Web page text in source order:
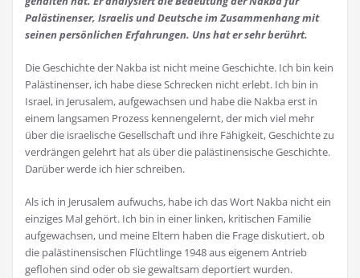
Palästinenser, Israelis und Deutsche im Zusammenhang mit
seinen persönlichen Erfahrungen. Uns hat er sehr berührt.
Die Geschichte der Nakba ist nicht meine Geschichte. Ich bin kein
Palästinenser, ich habe diese Schrecken nicht erlebt. Ich bin in
Israel, in Jerusalem, aufgewachsen und habe die Nakba erst in
einem langsamen Prozess kennengelernt, der mich viel mehr
über die israelische Gesellschaft und ihre Fähigkeit, Geschichte zu
verdrängen gelehrt hat als über die palästinensische Geschichte.
Darüber werde ich hier schreiben.
Als ich in Jerusalem aufwuchs, habe ich das Wort Nakba nicht ein
einziges Mal gehört. Ich bin in einer linken, kritischen Familie
aufgewachsen, und meine Eltern haben die Frage diskutiert, ob
die palästinensischen Flüchtlinge 1948 aus eigenem Antrieb
geflohen sind oder ob sie gewaltsam deportiert wurden.